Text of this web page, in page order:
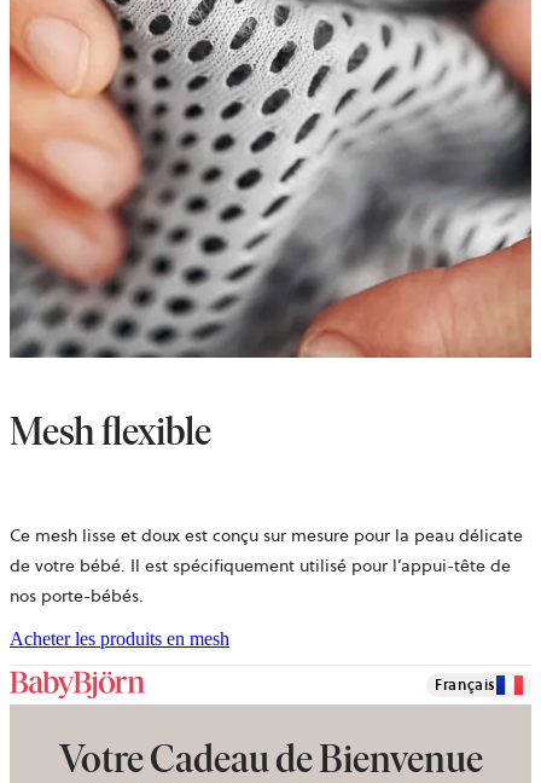
Mesh flexible
Ce mesh lisse et doux est conçu sur mesure pour la peau délicate
de votre bébé. Il est spécifiquement utilisé pour l’appui-tête de
nos porte-bébés.
Acheter les produits en mesh
Français
Votre Cadeau de Bienvenue